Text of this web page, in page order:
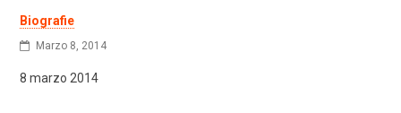
Biografie
Marzo 8, 2014
8 marzo 2014